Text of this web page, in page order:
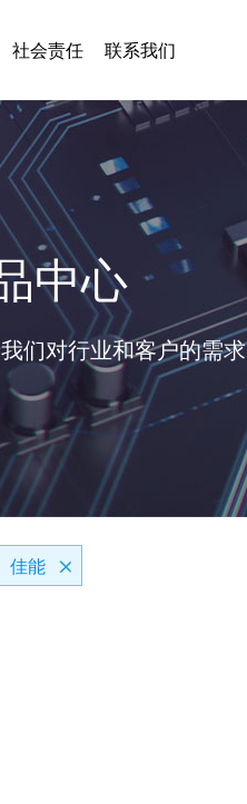
社会责任 联系我们
中心
们对行业和客户的需求
佳能